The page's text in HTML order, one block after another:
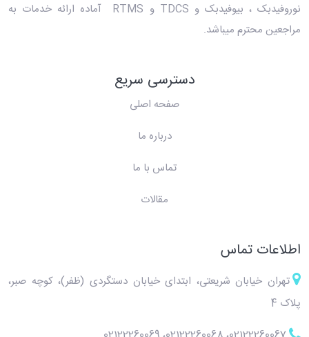
نوروفیدبک ، بیوفیدبک و TDCS و RTMS آماده ارائه خدمات به
مراجعین محترم میباشد.
دسترسی سریع
صفحه اصلی
درباره ما
تماس با ما
مقالات
اطلاعات تماس
تهران خیابان شریعتی، ابتدای خیابان دستگردی (ظفر)، کوچه صبر،
پلاک 4